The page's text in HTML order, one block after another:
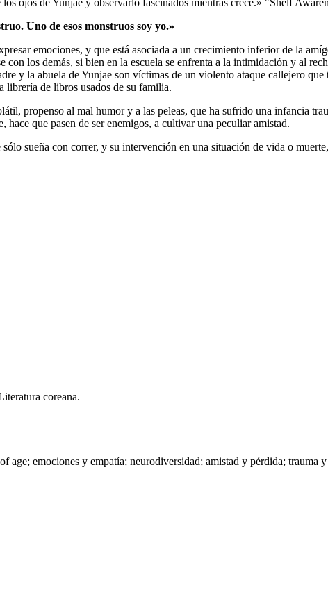
Uno de esos monstruos soy yo.»
emociones, y que está asociada a un crecimiento inferior de la
los demás, si bien en la escuela se enfrenta a la intimidación y al
y la abuela de Yunjae son víctimas de un violento ataque callejero
librería de libros usados de su familia.
propenso al mal humor y a las peleas, que ha sufrido una infancia
que pasen de ser enemigos, a cultivar una peculiar amistad.
sueña con correr, y su intervención en una situación de vida o
coreana.
age; emociones y empatía; neurodiversidad; amistad y pérdida;